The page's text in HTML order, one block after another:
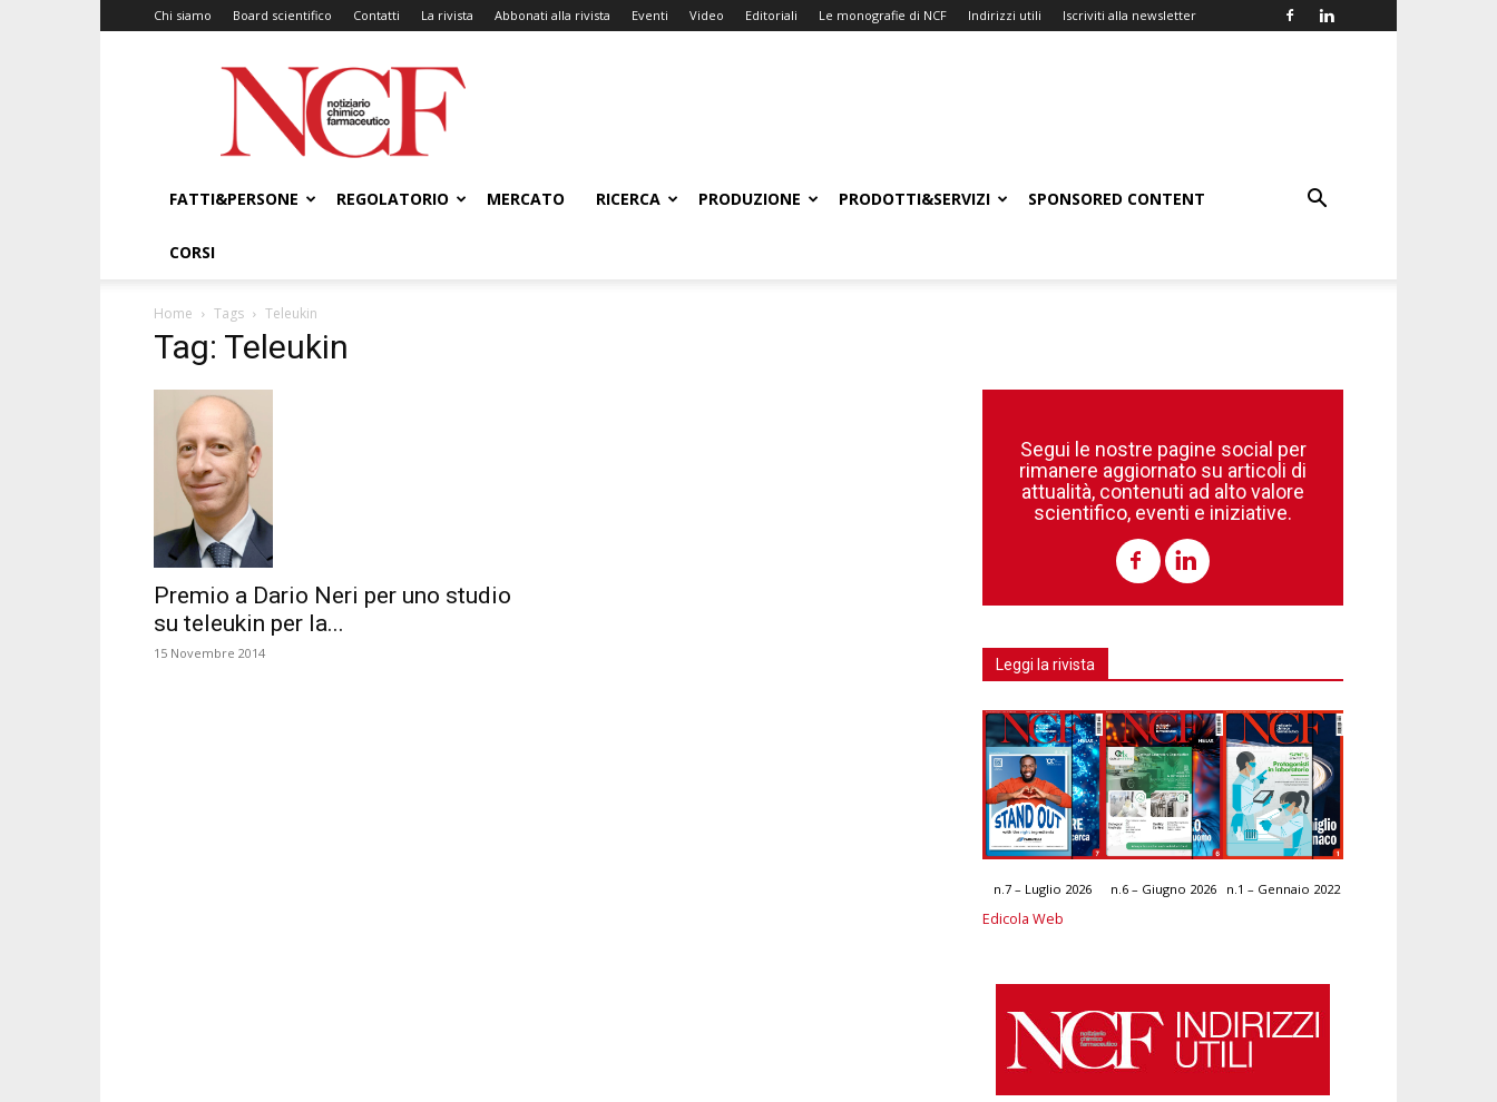
Chi siamo Board scientifico Contatti La rivista Abbonati alla rivista Eventi Video Editoriali Le monografie di NCF Indirizzi utili Iscriviti alla newsletter
NCF
–
Notiziario
Chimico
FATTI&PERSONE
REGOLATORIO MERCATO RICERCA PRODUZIONE PRODOTTI&SERVIZI SPONSORED CONTENT
CORSI
Home Tags Teleukin
Tag: Teleukin
Premio a Dario Neri per uno studio
su teleukin per la...
15 Novembre 2014
Segui le nostre pagine social per
rimanere aggiornato su articoli di
attualità, contenuti ad alto valore
scientifico, eventi e iniziative.
Leggi la rivista
n.7 – Luglio 2026 n.6 – Giugno 2026 n.1 – Gennaio 2022
Edicola Web